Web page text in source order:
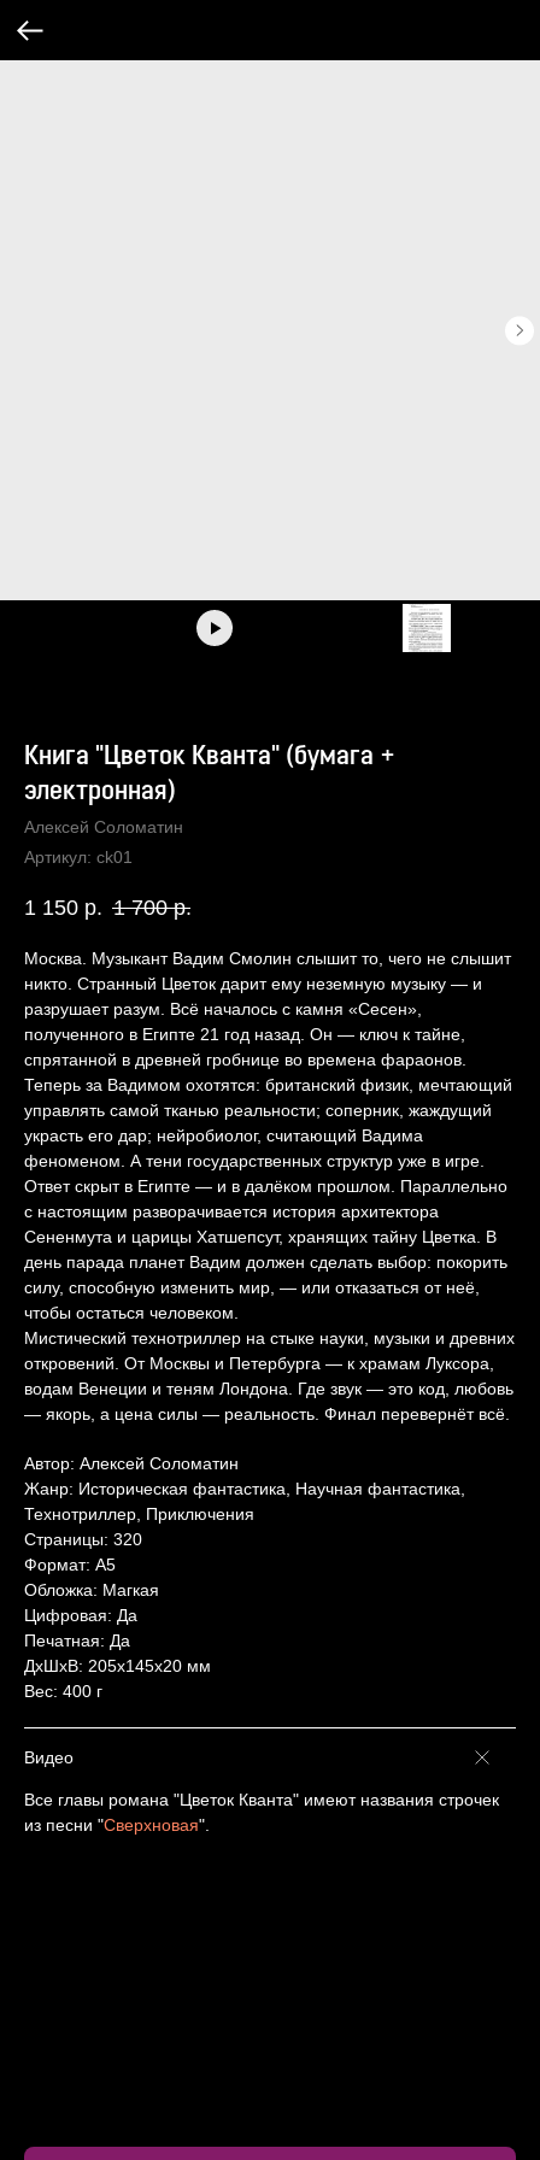
Книга "Цветок Кванта" (бумага +
электронная)
Алексей Соломатин
Артикул: ck01
1 150 р. 1 700 р.
Москва. Музыкант Вадим Смолин слышит то, чего не слышит
никто. Странный Цветок дарит ему неземную музыку — и
разрушает разум. Всё началось с камня «Сесен»,
полученного в Египте 21 год назад. Он — ключ к тайне,
спрятанной в древней гробнице во времена фараонов.
Теперь за Вадимом охотятся: британский физик, мечтающий
управлять самой тканью реальности; соперник, жаждущий
украсть его дар; нейробиолог, считающий Вадима
феноменом. А тени государственных структур уже в игре.
Ответ скрыт в Египте — и в далёком прошлом. Параллельно
с настоящим разворачивается история архитектора
Сененмута и царицы Хатшепсут, хранящих тайну Цветка. В
день парада планет Вадим должен сделать выбор: покорить
силу, способную изменить мир, — или отказаться от неё,
чтобы остаться человеком.
Мистический технотриллер на стыке науки, музыки и древних
откровений. От Москвы и Петербурга — к храмам Луксора,
водам Венеции и теням Лондона. Где звук — это код, любовь
— якорь, а цена силы — реальность. Финал перевернёт всё.
Автор: Алексей Соломатин
Жанр: Историческая фантастика, Научная фантастика,
Технотриллер, Приключения
Страницы: 320
Формат: А5
Обложка: Магкая
Цифровая: Да
Печатная: Да
ДxШxВ: 205x145x20 мм
Вес: 400 г
Видео
Все главы романа "Цветок Кванта" имеют названия строчек
из песни "Сверхновая".